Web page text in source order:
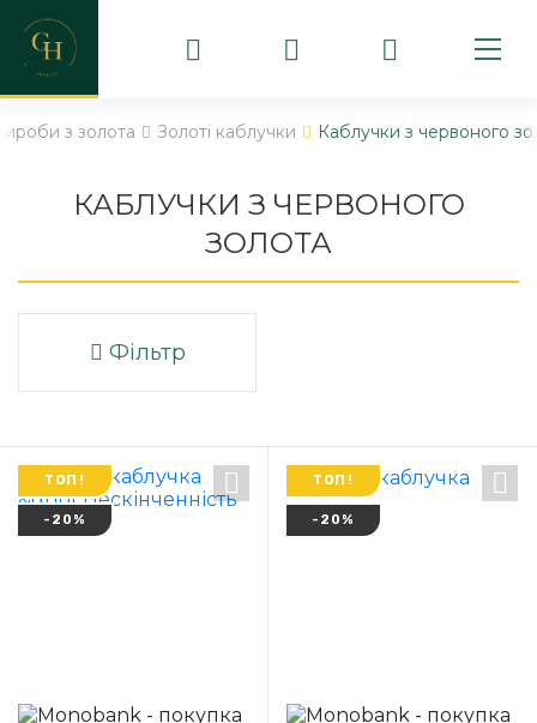
з золота Золоті каблучки Каблучки з червоного
КАБЛУЧКИ З ЧЕРВОНОГО
ЗОЛОТА
Фільтр
ТОП!
-20%
ТОП!
-20%